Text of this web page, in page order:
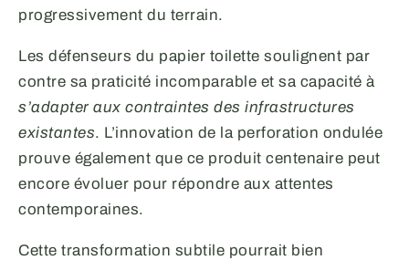
progressivement du terrain.
Les défenseurs du papier toilette soulignent par
contre sa praticité incomparable et sa capacité à
s’adapter aux contraintes des infrastructures
existantes. L’innovation de la perforation ondulée
prouve également que ce produit centenaire peut
encore évoluer pour répondre aux attentes
contemporaines.
Cette transformation subtile pourrait bien